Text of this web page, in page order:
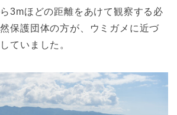
3mほどの距離をあけて観察する必
保護団体の方が、ウミガメに近づ
ていました。